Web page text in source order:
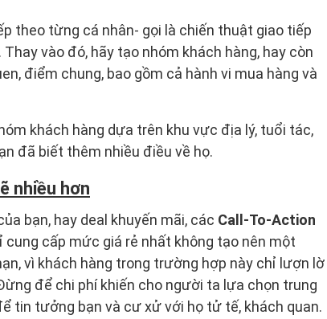
theo từng cá nhân- gọi là chiến thuật giao tiếp
vào đó, hãy tạo nhóm khách hàng, hay còn
điểm chung, bao gồm cả hành vi mua hàng và
khách hàng dựa trên khu vực địa lý, tuổi tác,
đã biết thêm nhiều điều về họ.
nhiều hơn
bạn, hay deal khuyến mãi, các Call-To-Action
cấp mức giá rẻ nhất không tạo nên một
vì khách hàng trong trường hợp này chỉ lượn lờ
để chi phí khiến cho người ta lựa chọn trung
tin tưởng bạn và cư xử với họ tử tế, khách quan.